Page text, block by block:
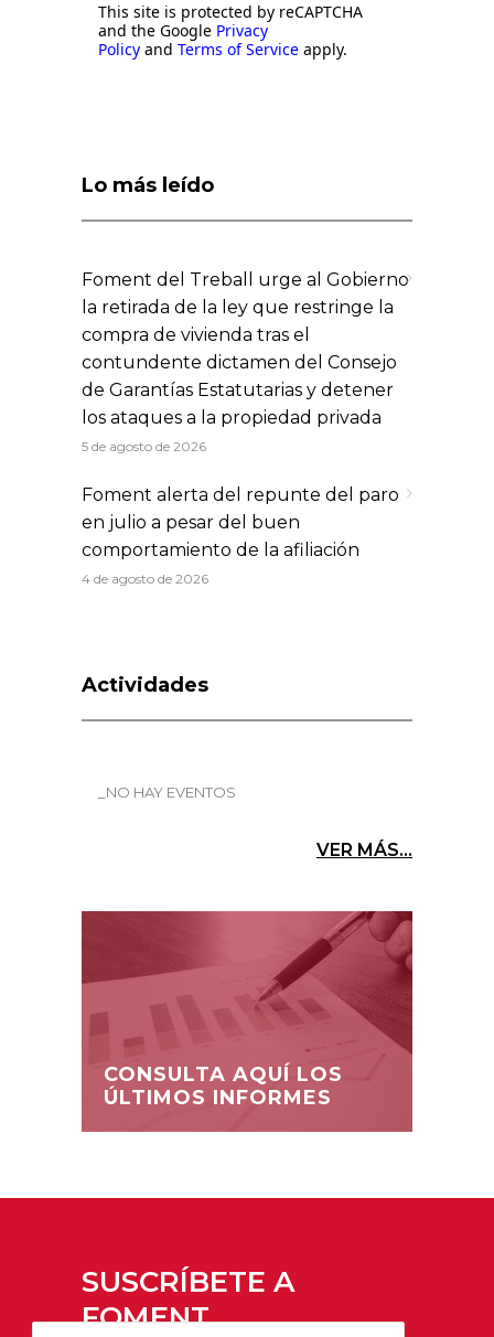
This site is protected by reCAPTCHA
and the Google Privacy
Policy and Terms of Service apply.
Lo más leído
Foment del Treball urge al Gobierno
la retirada de la ley que restringe la
compra de vivienda tras el
contundente dictamen del Consejo
de Garantías Estatutarias y detener
los ataques a la propiedad privada
5 de agosto de 2026
Foment alerta del repunte del paro
en julio a pesar del buen
comportamiento de la afiliación
4 de agosto de 2026
Actividades
_NO HAY EVENTOS
VER MÁS...
CONSULTA AQUÍ LOS
ÚLTIMOS INFORMES
SUSCRÍBETE A
FOMENT